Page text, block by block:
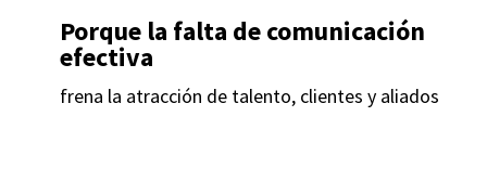
Porque la falta de comunicación
efectiva
frena la atracción de talento, clientes y aliados